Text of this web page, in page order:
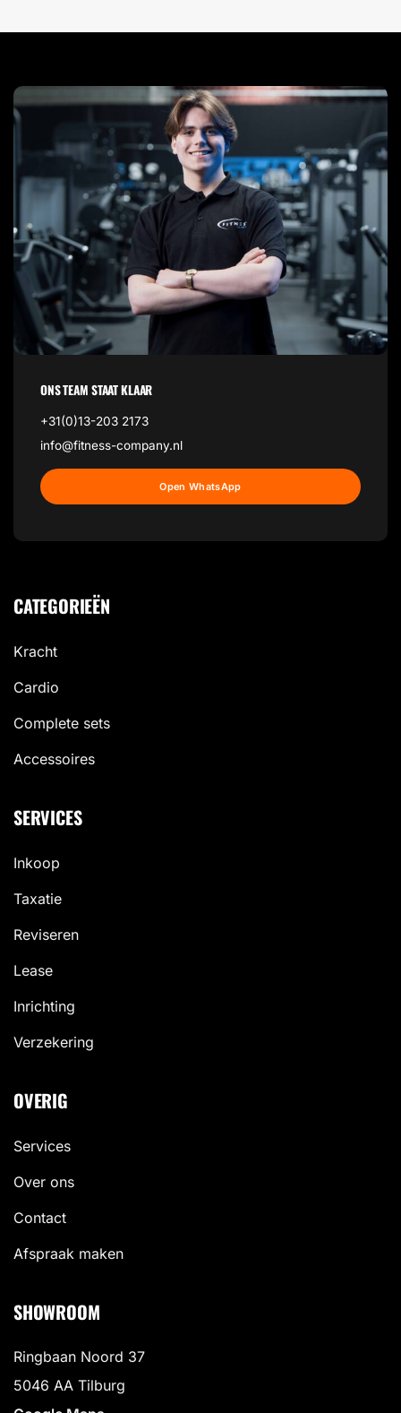
ONS TEAM STAAT KLAAR
+31(0)13-203 2173
info@fitness-company.nl
Open WhatsApp
CATEGORIEËN
Kracht
Cardio
Complete sets
Accessoires
SERVICES
Inkoop
Taxatie
Reviseren
Lease
Inrichting
Verzekering
OVERIG
Services
Over ons
Contact
Afspraak maken
SHOWROOM
Ringbaan Noord 37
5046 AA Tilburg